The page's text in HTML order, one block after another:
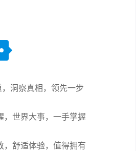
洞察真相，领先一步
，世界大事，一手掌握
，舒适体验，值得拥有